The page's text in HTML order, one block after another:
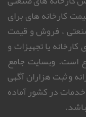
کارخانه های برای
، فروش و قیمت
یا تجهیزات و
است. وبسایت جامع
از ۳۰۰۰ بازدید روزانه و ثبت هزاران آگهی
در کشور آماده